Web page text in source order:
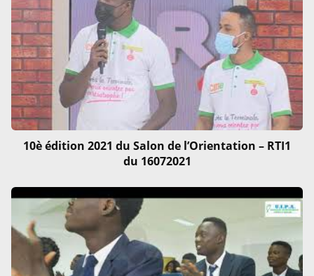
10è édition 2021 du Salon de l’Orientation – RTI1
du 16072021